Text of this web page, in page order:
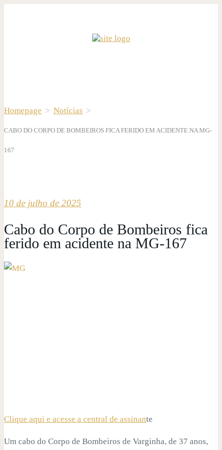
Homepage > Notícias >
CABO DO CORPO DE BOMBEIROS FICA FERIDO EM ACIDENTE NA MG-
167
10 de julho de 2025
Cabo do Corpo de Bombeiros fica
ferido em acidente na MG-167
Clique aqui e acesse a central de assinante
Um cabo do Corpo de Bombeiros de Varginha, de 37 anos,